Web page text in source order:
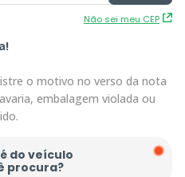
Não sei meu CEP
o motivo no verso da nota
embalagem violada ou
do veículo
procura?